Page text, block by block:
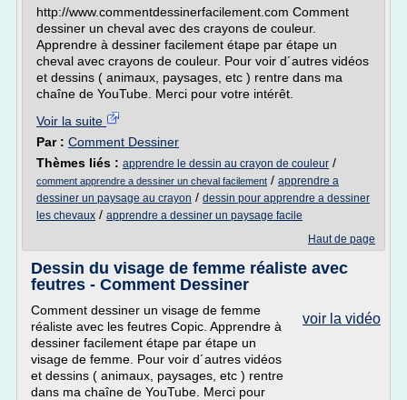
http://www.commentdessinerfacilement.com Comment
dessiner un cheval avec des crayons de couleur.
Apprendre à dessiner facilement étape par étape un
cheval avec crayons de couleur. Pour voir d´autres vidéos
et dessins ( animaux, paysages, etc ) rentre dans ma
chaîne de YouTube. Merci pour votre intérêt.
Voir la suite
Par : Comment Dessiner
Thèmes liés : apprendre le dessin au crayon de couleur /
comment apprendre a dessiner un cheval facilement / apprendre a
dessiner un paysage au crayon / dessin pour apprendre a dessiner
les chevaux / apprendre a dessiner un paysage facile
Haut de page
Dessin du visage de femme réaliste avec
feutres - Comment Dessiner
voir la vidéo
Comment dessiner un visage de femme
réaliste avec les feutres Copic. Apprendre à
dessiner facilement étape par étape un
visage de femme. Pour voir d´autres vidéos
et dessins ( animaux, paysages, etc ) rentre
dans ma chaîne de YouTube. Merci pour